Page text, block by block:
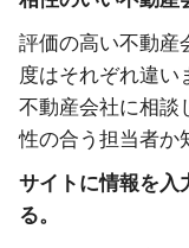
評価の高い不動産
度はそれぞれ違い
不動産会社に相談
性の合う担当者か
サイトに情報を入
る。